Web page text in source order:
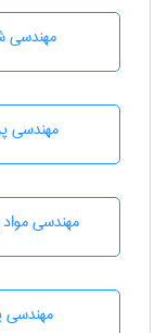
مهندسي
مهندسی
مهندسی مواد
مهندسی